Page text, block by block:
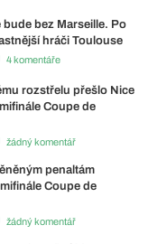
bez Marseille. Po
hráči Toulouse
4 komentáře
rozstřelu přešlo Nice
Coupe de
žádný komentář
penaltám
Coupe de
žádný komentář